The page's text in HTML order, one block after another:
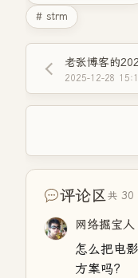
# strm
老张博客的
2025-12-28
评论区共 30
网络掘宝人
怎么把电
方案吗?